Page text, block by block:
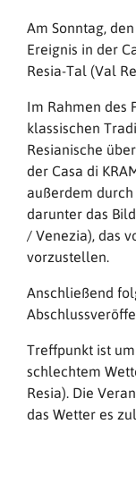
Am Sonntag,
Ereignis in der
Resia-Tal (Val
Im Rahmen des
klassischen
Resianische
der Casa di
außerdem
darunter das
/ Venezia), das
vorzustellen.
Anschließend
Treffpunkt ist
schlechtem
Resia). Die
das Wetter es